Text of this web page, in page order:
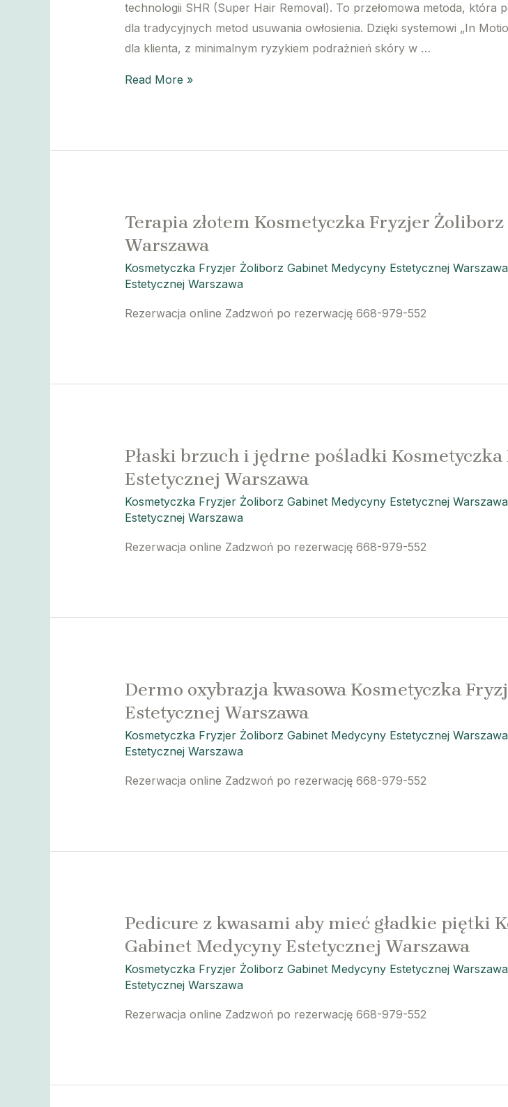
technologii SHR (Super Hair Removal). To przełomowa metoda, która
dla tradycyjnych metod usuwania owłosienia. Dzięki systemowi „In
dla klienta, z minimalnym ryzykiem podrażnień skóry w …
Depilacja
Gabinet
Medycyny
Estetycznej
Warszawa
Read More »
Terapia złotem Kosmetyczka Fryzjer
Warszawa
Kosmetyczka Fryzjer Żoliborz Gabinet Medycyny Estetycznej Warszawa
Estetycznej Warszawa
Rezerwacja online Zadzwoń po rezerwację 668-979-552
Płaski brzuch i jędrne pośladki
Estetycznej Warszawa
Kosmetyczka Fryzjer Żoliborz Gabinet Medycyny Estetycznej Warszawa
Estetycznej Warszawa
Rezerwacja online Zadzwoń po rezerwację 668-979-552
Dermo oxybrazja kwasowa Kosmetyczka
Estetycznej Warszawa
Kosmetyczka Fryzjer Żoliborz Gabinet Medycyny Estetycznej Warszawa
Estetycznej Warszawa
Rezerwacja online Zadzwoń po rezerwację 668-979-552
Pedicure z kwasami aby mieć gładkie piętki
Gabinet Medycyny Estetycznej Warszawa
Kosmetyczka Fryzjer Żoliborz Gabinet Medycyny Estetycznej Warszawa
Estetycznej Warszawa
Rezerwacja online Zadzwoń po rezerwację 668-979-552